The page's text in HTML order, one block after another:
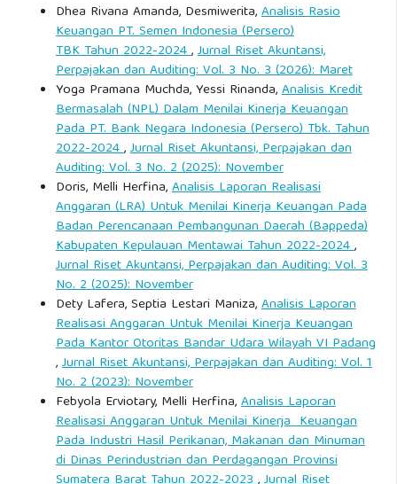
Dhea Rivana Amanda, Desmiwerita,Analisis Rasio
Keuangan PT. Semen Indonesia (Persero)
TBK Tahun 2022-2024,Jurnal Riset Akuntansi,
Perpajakan dan Auditing: Vol. 3 No. 3 (2026): Maret
Yoga Pramana Muchda, Yessi Rinanda,Analisis Kredit
Bermasalah (NPL) Dalam Menilai Kinerja Keuangan
Pada PT. Bank Negara Indonesia (Persero) Tbk. Tahun
2022-2024,Jurnal Riset Akuntansi, Perpajakan dan
Auditing: Vol. 3 No. 2 (2025): November
Doris, Melli Herfina,Analisis Laporan Realisasi
Anggaran (LRA) Untuk Menilai Kinerja Keuangan Pada
Badan Perencanaan Pembangunan Daerah (Bappeda)
Kabupaten Kepulauan Mentawai Tahun 2022-2024,
Jurnal Riset Akuntansi, Perpajakan dan Auditing: Vol. 3
No. 2 (2025): November
Dety Lafera, Septia Lestari Maniza,Analisis Laporan
Realisasi Anggaran Untuk Menilai Kinerja Keuangan
Pada Kantor Otoritas Bandar Udara Wilayah VI Padang
,Jurnal Riset Akuntansi, Perpajakan dan Auditing: Vol. 1
No. 2 (2023): November
Febyola Erviotary, Melli Herfina,Analisis Laporan
Realisasi Anggaran Untuk Menilai Kinerja Keuangan
Pada Industri Hasil Perikanan, Makanan dan Minuman
di Dinas Perindustrian dan Perdagangan Provinsi